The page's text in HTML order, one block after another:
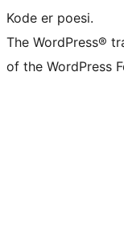
Kode er poesi.
The WordPress®
of the WordPress